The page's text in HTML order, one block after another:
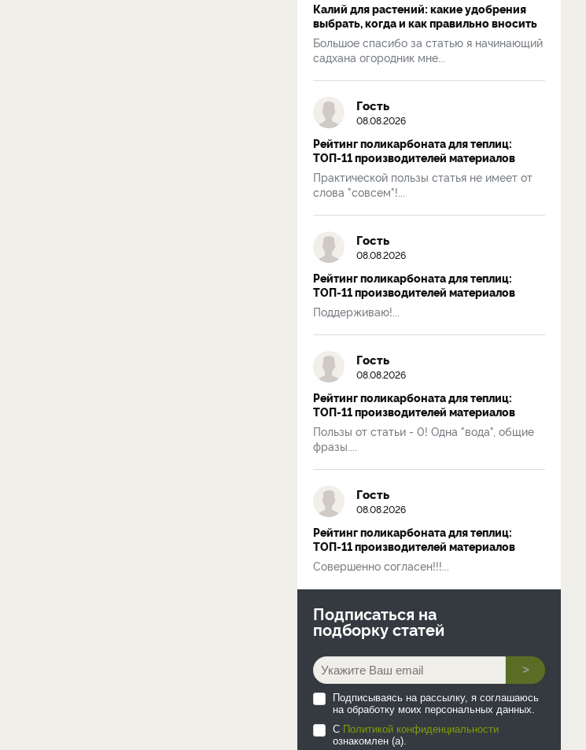
Калий для растений: какие удобрения
выбрать, когда и как правильно вносить
Большое спасибо за статью я начинающий
садхана огородник мне...
Гость
08.08.2026
Рейтинг поликарбоната для теплиц:
ТОП-11 производителей материалов
Практической пользы статья не имеет от
слова "совсем"!...
Гость
08.08.2026
Рейтинг поликарбоната для теплиц:
ТОП-11 производителей материалов
Поддерживаю!...
Гость
08.08.2026
Рейтинг поликарбоната для теплиц:
ТОП-11 производителей материалов
Пользы от статьи - 0! Одна "вода", общие
фразы....
Гость
08.08.2026
Рейтинг поликарбоната для теплиц:
ТОП-11 производителей материалов
Совершенно согласен!!!...
Подписаться на
подборку статей
>
Подписываясь на рассылку, я соглашаюсь
на обработку моих персональных данных.
С Политикой конфиденциальности
ознакомлен (а).